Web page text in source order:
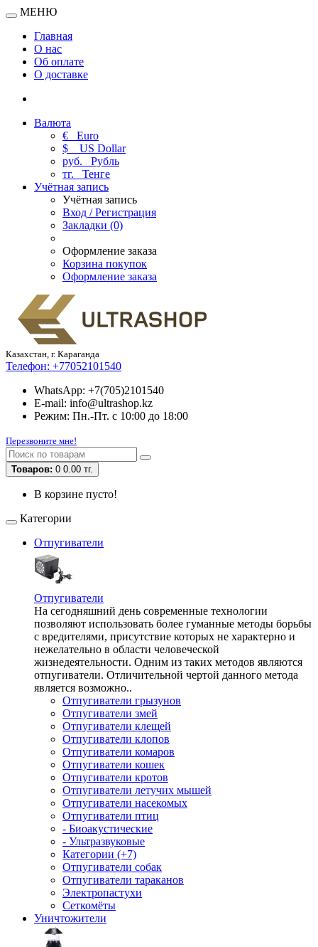
МЕНЮ
Главная
О нас
Об оплате
О доставке
Валюта
€ Euro
$
US Dollar
руб. Рубль
тг. Тенге
Учётная запись
Учётная запись
Вход / Регистрация
Закладки (0)
Оформление заказа
Корзина покупок
Оформление заказа
Казахстан, г. Караганда
Телефон: +77052101540
WhatsApp: +7(705)2101540
E-mail: info@ultrashop.kz
Режим: Пн.-Пт. с 10:00 до 18:00
Перезвоните мне!
Товаров: 0 0.00 тг.
В корзине пусто!
Категории
Отпугиватели
Отпугиватели
На сегодняшний день современные технологии
позволяют использовать более гуманные методы борьбы
с вредителями, присутствие которых не характерно и
нежелательно в области человеческой
жизнедеятельности. Одним из таких методов являются
отпугиватели. Отличительной чертой данного метода
является возможно..
Отпугиватели грызунов
Отпугиватели змей
Отпугиватели клещей
Отпугиватели клопов
Отпугиватели комаров
Отпугиватели кошек
Отпугиватели кротов
Отпугиватели летучих мышей
Отпугиватели насекомых
Отпугиватели птиц
- Биоакустические
- Ультразвуковые
Категории (+7)
Отпугиватели собак
Отпугиватели тараканов
Электропастухи
Сеткомёты
Уничтожители